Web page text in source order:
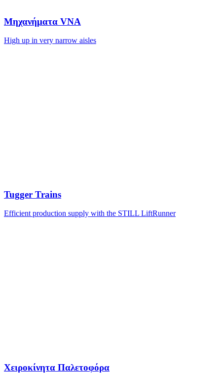
Μηχανήματα VNA
High up in very narrow aisles
Tugger Trains
Efficient production supply with the STILL LiftRunner
Χειροκίνητα Παλετοφόρα